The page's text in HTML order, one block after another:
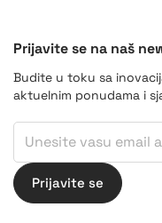
Prijavite se na naš
Budite u toku sa
aktuelnim ponudama i
Email
Email
*
Prijavite se